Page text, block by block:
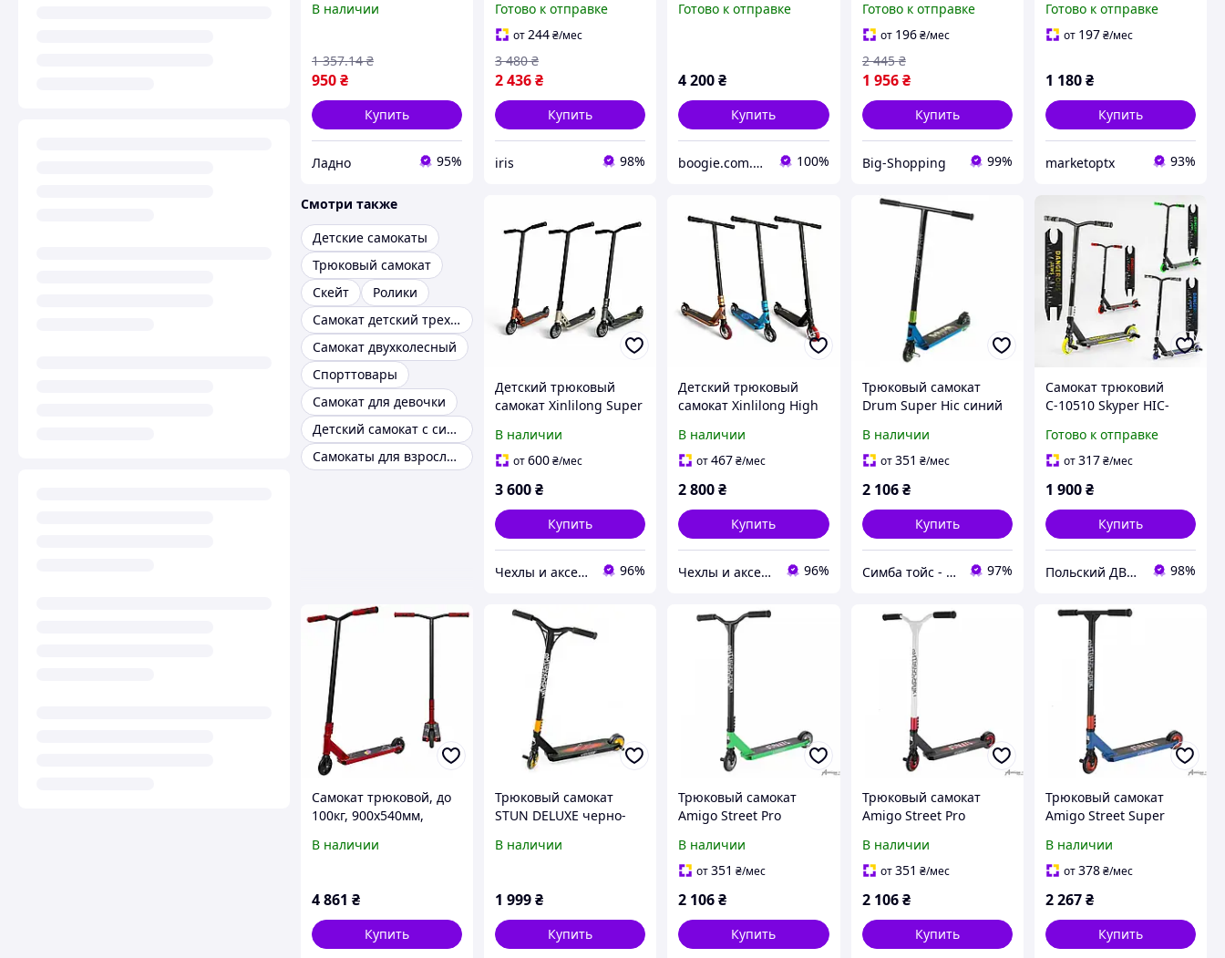
F10 Pro, Зеленый
Трюковой самокат для
подростков
В наличии
950₴
1 357.14 ₴
Купить
Ладно 95%
тормозом
максимальной
нагрузкой 100 кг Fuzion
X3 Pro
Готово к отправке
от244₴/мес
2 436₴
3 480 ₴
Купить
iris 98%
алюминий,
Готово к отправке
4 200₴
Купить
boogie.com.ua 100%
нагрузкой 100 кг
Самокат с задним
ножным тормозом
Fuzion X3 Pro Самокат
дв
Готово к отправке
от 196 ₴/мес
1 956 ₴
2 445 ₴
Купить
Big-Shopping 99%
Готово к отправке
от 197₴/мес
1 180₴
Купить
marketoptx 93%
Смотри также
Детские самокаты
Трюковый самокат
Скейт
Ролики
Самокат детский трехколесный
Самокат двухколесный
Спорттовары
Самокат для девочки
Детский самокат с сиденьем
Самокаты для взрослых
Детский трюковый
самокат Xinlilong Super
рулем до 100 кг
В наличии
от600₴/мес
3 600₴
Купить
Чехлы и аксессуары | Mob4 96%
Детский трюковый
самокат Xinlilong High
удлинённым рулем до
100 кг
В наличии
от467₴/мес
2 800₴
Купить
Чехлы и аксессуары | Mob4 96%
Трюковый самокат
Drum Super Hic синий
В наличии
от351 ₴/мес
2 106 ₴
Купить
Симба тойс - интернет-магазин детских игрушек 97%
Самокат трюковий
С-10510 Skyper HIC-
диск и дека,
Готово к отправке
от317₴/мес
1 900₴
Купить
Польский ДВОРИК 98%
Самокат трюковой, до
100кг, 900х540мм,
трюков / Самокат с HIC
В наличии
4 861 ₴
Купить
Трюковый самокат
STUN DELUXE черно-
В наличии
1 999₴
Купить
Трюковый самокат
Amigo Street Pro
см, EX-1982
В наличии
от351 ₴/мес
2 106₴
Купить
Трюковый самокат
Amigo Street Pro
EX-1983
В наличии
от351 ₴/мес
2 106 ₴
Купить
Трюковый самокат
Amigo Street Super
EX-1978
В наличии
от378₴/мес
2 267₴
Купить